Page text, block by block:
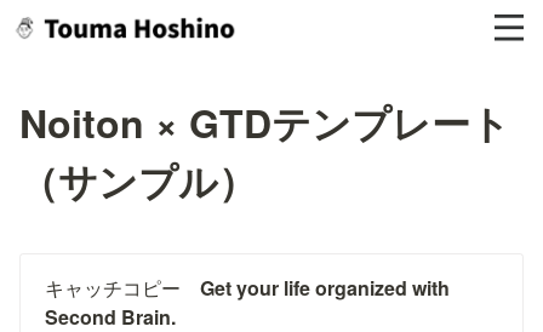
Noiton × GTDテンプレート
（サンプル）
キャッチコピー Get your life organized with
Second Brain.